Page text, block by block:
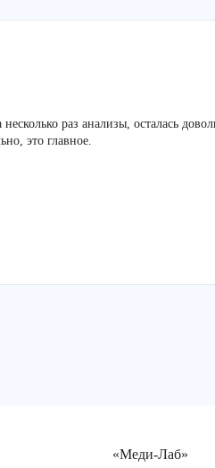
раз анализы, осталась
это главное.
«Меди-Лаб»